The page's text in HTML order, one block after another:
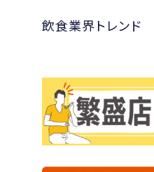
飲食業界トレンド